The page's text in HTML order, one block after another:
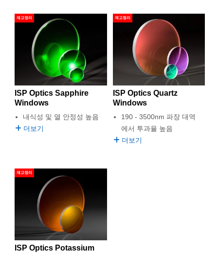
재고정리
ISP Optics Sapphire
Windows
내식성 및 열 안정성 높음
더보기
재고정리
ISP Optics Quartz
Windows
190 - 3500nm 파장 대역
에서 투과율 높음
더보기
재고정리
ISP Optics Potassium